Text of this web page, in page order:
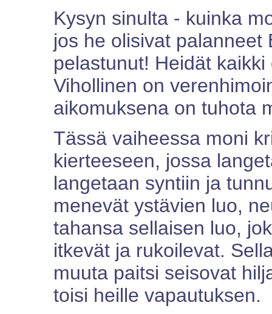
Kysyn sinulta - kuinka
jos he olisivat palanneet
pelastunut! Heidät
Vihollinen on
aikomuksena on tuhota
Tässä vaiheessa moni
kierteeseen, jossa
langetaan syntiin ja
menevät ystävien luo,
tahansa sellaisen luo,
itkevät ja rukoilevat.
muuta paitsi seisovat
toisi heille vapautuksen.